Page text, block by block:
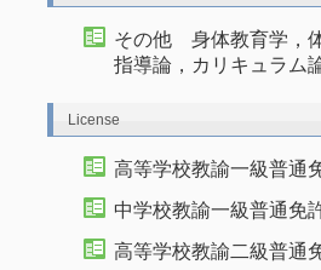
その他 身体教育学，
指導論，カリキュラム
License
高等学校教諭一級普
中学校教諭一級普通
高等学校教諭二級普